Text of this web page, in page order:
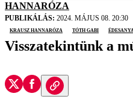
HANNARÓZA
PUBLIKÁLÁS: 2024. MÁJUS 08. 20:30
Krausz Hannaróza
Tóth Gabi
Visszatekintünk a